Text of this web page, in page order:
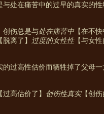
处在痛苦中的过早的真实的
创伤总是与处在痛苦中 【在不
脱离了】 过度的女性性【与女
过高性估价而牺牲掉了父母
过高估价了】 创伤性真实【创